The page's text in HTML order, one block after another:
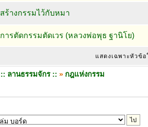
สร้างกรรมไว้กับหมา
การตัดกรรมตัดเวร (หลวงพ่อพุธ ฐานิโย)
แสดงเฉพาะหัวข้อ
:: ลานธรรมจักร :: » กฎแห่งกรรม